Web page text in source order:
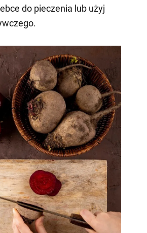
do pieczenia lub użyj